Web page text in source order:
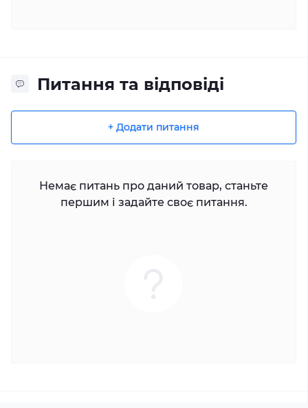
Питання та відповіді
+ Додати питання
Немає питань про даний товар, станьте
першим і задайте своє питання.